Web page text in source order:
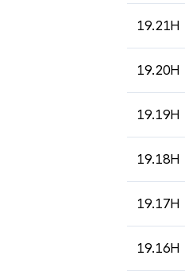
19.21H
19.20H
19.19H
19.18H
19.17H
19.16H